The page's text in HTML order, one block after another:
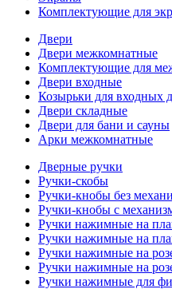
Комплектующие для
Двери
Двери межкомнатные
Комплектующие для
Двери входные
Козырьки для входных
Двери складные
Двери для бани и сауны
Арки межкомнатные
Дверные ручки
Ручки-скобы
Ручки-кнобы без
Ручки-кнобы с
Ручки нажимные на
Ручки нажимные на
Ручки нажимные на
Ручки нажимные на
Ручки нажимные для